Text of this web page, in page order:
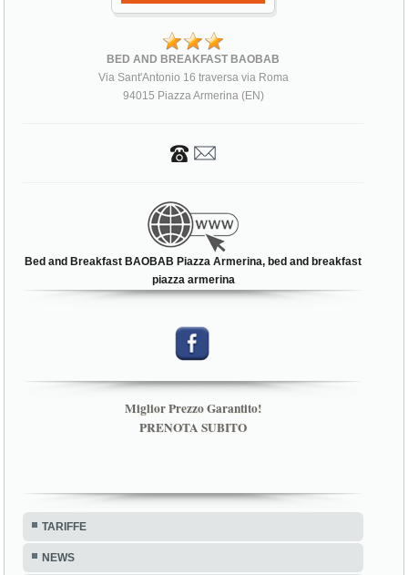
BED AND BREAKFAST BAOBAB
Via Sant'Antonio 16 traversa via Roma
94015 Piazza Armerina (EN)
Bed and Breakfast BAOBAB Piazza Armerina, bed and breakfast
piazza armerina
Miglior Prezzo Garantito!
PRENOTA SUBITO
TARIFFE
NEWS